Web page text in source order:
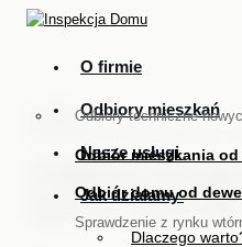
O firmie
Odbiory mieszkań
Nasze usługi
Odbiory techniczne
Odbiór mieszkania
Odbiór domu od
Sprawdzenie z rynku
Jak działamy
Dlaczego
PORADY/
Najlepszy
domu w 2026